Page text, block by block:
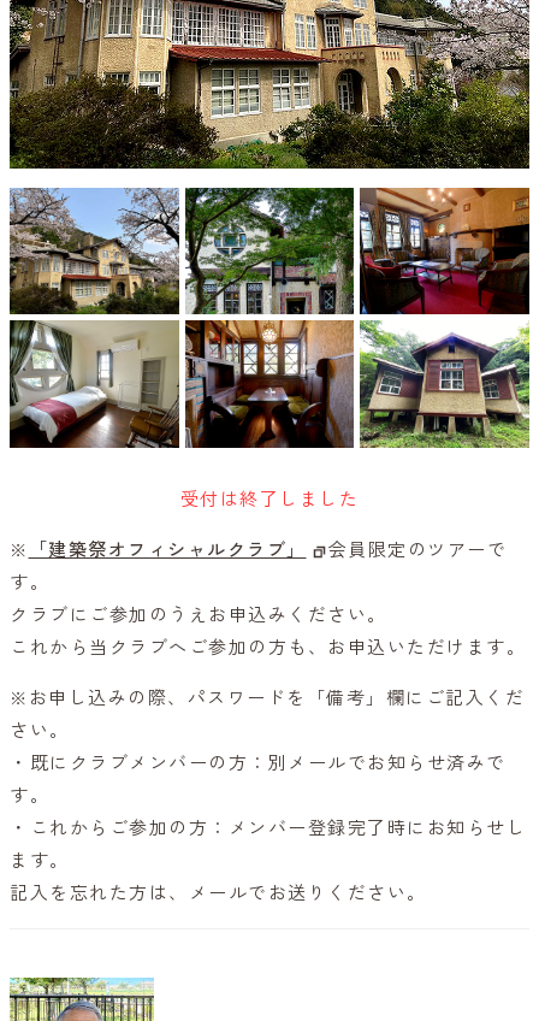
受付は終了しました
※ 「建築祭オフィシャルクラブ」
会員限定のツアーで
す。
クラブにご参加のうえお申込みください。
これから当クラブへご参加の方も、お申込いただけます。
※お申し込みの際、パスワードを「備考」欄にご記入くだ
さい。
・既にクラブメンバーの方：別メールでお知らせ済みで
す。
・これからご参加の方：メンバー登録完了時にお知らせし
ます。
記入を忘れた方は、メールでお送りください。